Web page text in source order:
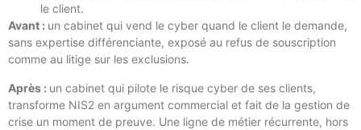
le client.
Avant : un cabinet qui vend le cyber quand le client le demande,
sans expertise différenciante, exposé au refus de souscription
comme au litige sur les exclusions.
Après : un cabinet qui pilote le risque cyber de ses clients,
transforme NIS2 en argument commercial et fait de la gestion de
crise un moment de preuve. Une ligne de métier récurrente, hors